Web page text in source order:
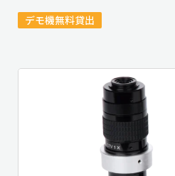
デモ機無料貸出